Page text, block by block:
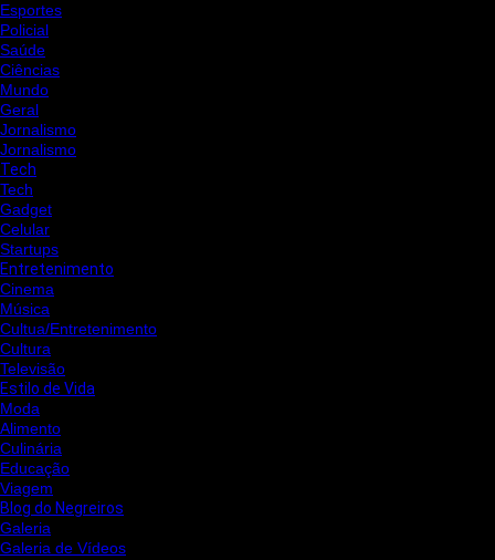
Esportes
Policial
Saúde
Ciências
Mundo
Geral
Jornalismo
Jornalismo
Tech
Tech
Gadget
Celular
Startups
Entretenimento
Cinema
Música
Cultua/Entretenimento
Cultura
Televisão
Estilo de Vida
Moda
Alimento
Culinária
Educação
Viagem
Blog do Negreiros
Galeria
Galeria de Vídeos